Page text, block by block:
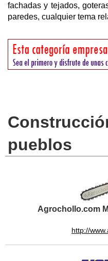
fachadas y tejados,
paredes, cualquier tema
pueblos
Agrochollo.com
http://